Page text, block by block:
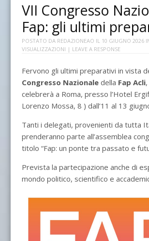
VII Congresso
Fap: gli ultimi
POSTATO DA REDAZIONEAO IL 10 GIUGNO 2026
VISUALIZZAZIONI | LEAVE A RESPONSE
Fervono gli ultimi preparativi in vista
Congresso Nazionaledella Fap Acli
celebrerà a Roma, presso l’Hotel
Lorenzo Mossa, 8 ) dall’11 al 13
Tanti i delegati, provenienti da tutta
prenderanno parte all’assemblea
titolo “Fap: un ponte tra passato e
Prevista la partecipazione anche di
mondo politico, scientifico e